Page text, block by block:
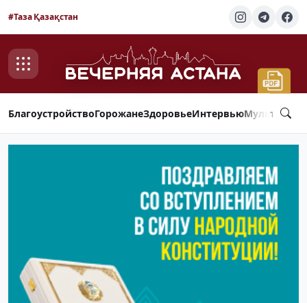
#Таза Қазақстан
БлагоустройствоГорожанеЗдоровьеИнтервью